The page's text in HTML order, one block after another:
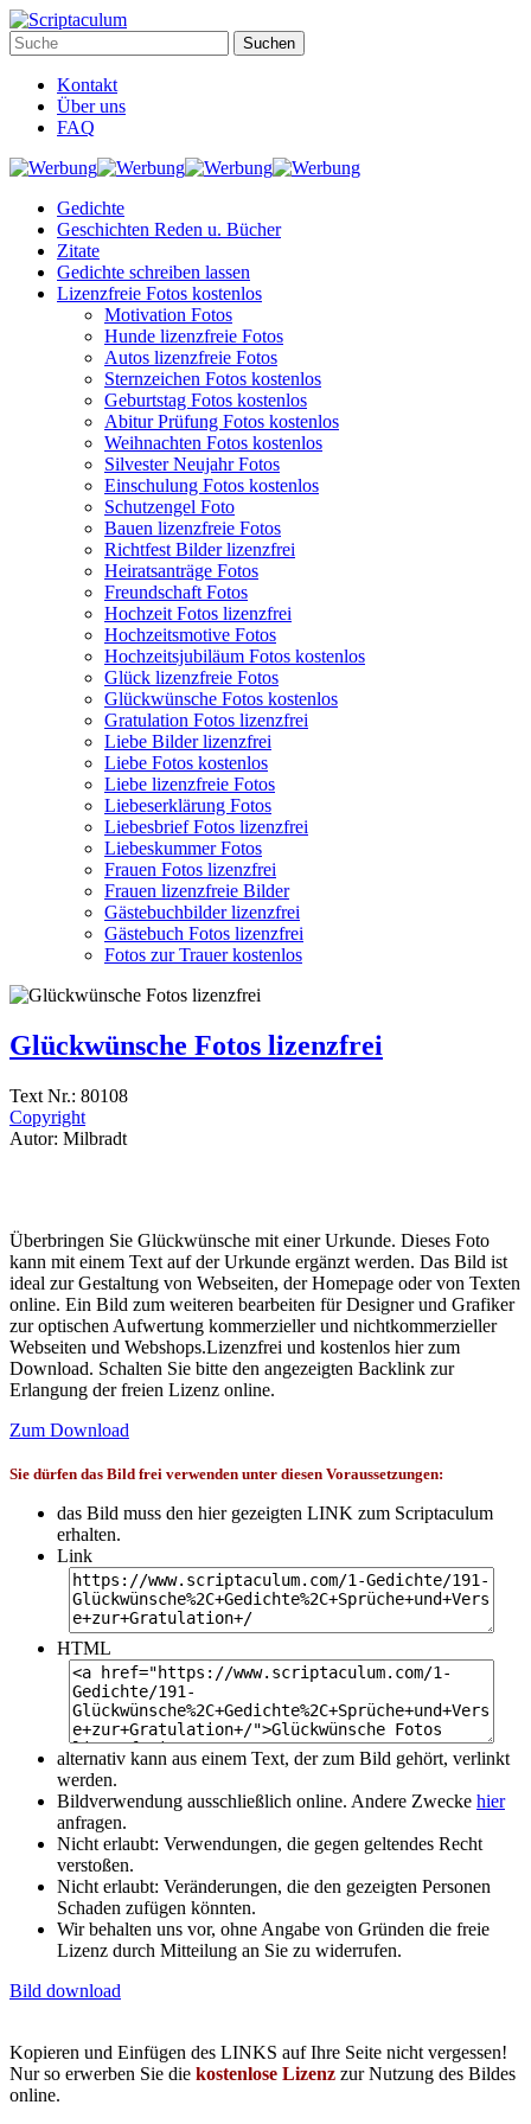
Kontakt
Über uns
FAQ
Gedichte
Geschichten Reden u. Bücher
Zitate
Gedichte schreiben lassen
Lizenzfreie Fotos kostenlos
Motivation Fotos
Hunde lizenzfreie Fotos
Autos lizenzfreie Fotos
Sternzeichen Fotos kostenlos
Geburtstag Fotos kostenlos
Abitur Prüfung Fotos kostenlos
Weihnachten Fotos kostenlos
Silvester Neujahr Fotos
Einschulung Fotos kostenlos
Schutzengel Foto
Bauen lizenzfreie Fotos
Richtfest Bilder lizenzfrei
Heiratsanträge Fotos
Freundschaft Fotos
Hochzeit Fotos lizenzfrei
Hochzeitsmotive Fotos
Hochzeitsjubiläum Fotos kostenlos
Glück lizenzfreie Fotos
Glückwünsche Fotos kostenlos
Gratulation Fotos lizenzfrei
Liebe Bilder lizenzfrei
Liebe Fotos kostenlos
Liebe lizenzfreie Fotos
Liebeserklärung Fotos
Liebesbrief Fotos lizenzfrei
Liebeskummer Fotos
Frauen Fotos lizenzfrei
Frauen lizenzfreie Bilder
Gästebuchbilder lizenzfrei
Gästebuch Fotos lizenzfrei
Fotos zur Trauer kostenlos
Glückwünsche Fotos lizenzfrei
Text Nr.: 80108
Copyright
Autor: Milbradt
Überbringen Sie Glückwünsche mit einer Urkunde. Dieses Foto
kann mit einem Text auf der Urkunde ergänzt werden. Das Bild ist
ideal zur Gestaltung von Webseiten, der Homepage oder von Texten
online. Ein Bild zum weiteren bearbeiten für Designer und Grafiker
zur optischen Aufwertung kommerzieller und nichtkommerzieller
Webseiten und Webshops.Lizenzfrei und kostenlos hier zum
Download. Schalten Sie bitte den angezeigten Backlink zur
Erlangung der freien Lizenz online.
Zum Download
Sie dürfen das Bild frei verwenden unter diesen Voraussetzungen:
das Bild muss den hier gezeigten LINK zum Scriptaculum
erhalten.
Link
HTML
alternativ kann aus einem Text, der zum Bild gehört, verlinkt
werden.
Bildverwendung ausschließlich online. Andere Zwecke hier
anfragen.
Nicht erlaubt: Verwendungen, die gegen geltendes Recht
verstoßen.
Nicht erlaubt: Veränderungen, die den gezeigten Personen
Schaden zufügen könnten.
Wir behalten uns vor, ohne Angabe von Gründen die freie
Lizenz durch Mitteilung an Sie zu widerrufen.
Bild download
Kopieren und Einfügen des LINKS auf Ihre Seite nicht vergessen!
Nur so erwerben Sie die kostenlose Lizenz zur Nutzung des Bildes
online.